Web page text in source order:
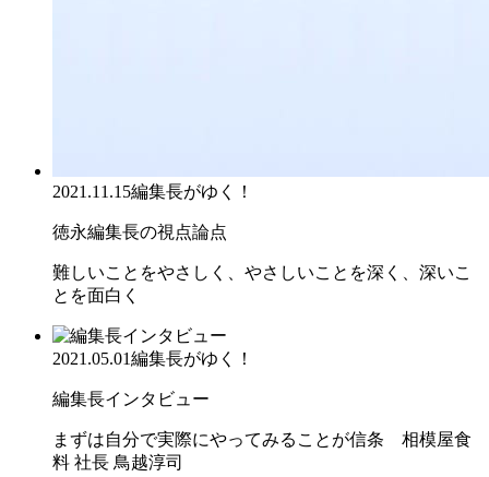
2021.11.15編集長がゆく！
徳永編集長の視点論点
難しいことをやさしく、やさしいことを深く、深いこ
とを面白く
2021.05.01編集長がゆく！
編集長インタビュー
まずは自分で実際にやってみることが信条 相模屋食
料 社長 鳥越淳司